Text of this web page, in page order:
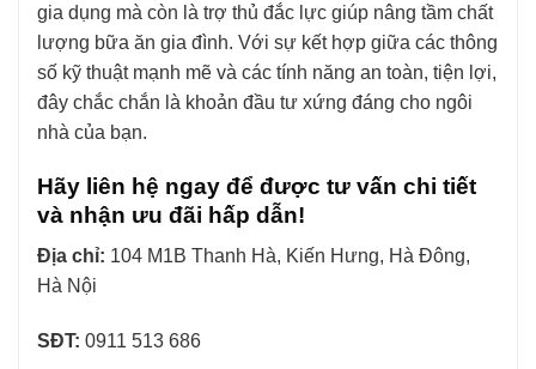
gia dụng mà còn là trợ thủ đắc lực giúp nâng tầm chất
lượng bữa ăn gia đình. Với sự kết hợp giữa các thông
số kỹ thuật mạnh mẽ và các tính năng an toàn, tiện lợi,
đây chắc chắn là khoản đầu tư xứng đáng cho ngôi
nhà của bạn.
Hãy liên hệ ngay để được tư vấn chi tiết
và nhận ưu đãi hấp dẫn!
Địa chỉ: 104 M1B Thanh Hà, Kiến Hưng, Hà Đông,
Hà Nội
SĐT: 0911 513 686